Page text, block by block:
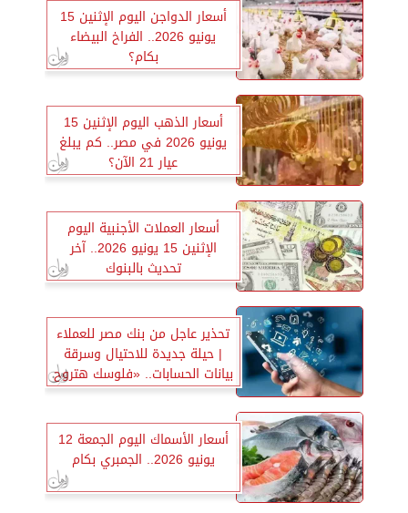
أسعار الدواجن اليوم الإثنين 15
يونيو 2026.. الفراخ البيضاء
بكام؟
أسعار الذهب اليوم الإثنين 15
يونيو 2026 في مصر.. كم يبلغ
عيار 21 الآن؟
أسعار العملات الأجنبية اليوم
الإثنين 15 يونيو 2026.. آخر
تحديث بالبنوك
تحذير عاجل من بنك مصر للعملاء
| حيلة جديدة للاحتيال وسرقة
بيانات الحسابات.. «فلوسك هتروح
عليك»
أسعار الأسماك اليوم الجمعة 12
يونيو 2026.. الجمبري بكام